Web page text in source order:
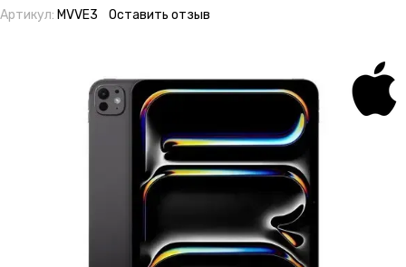
Артикул: MVVE3 Оставить отзыв